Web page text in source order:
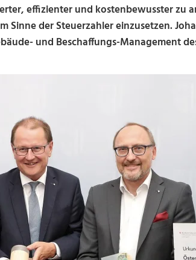
effizienter und kostenbewusster zu
Sinne der Steuerzahler einzusetzen.
und Beschaffungs-Management